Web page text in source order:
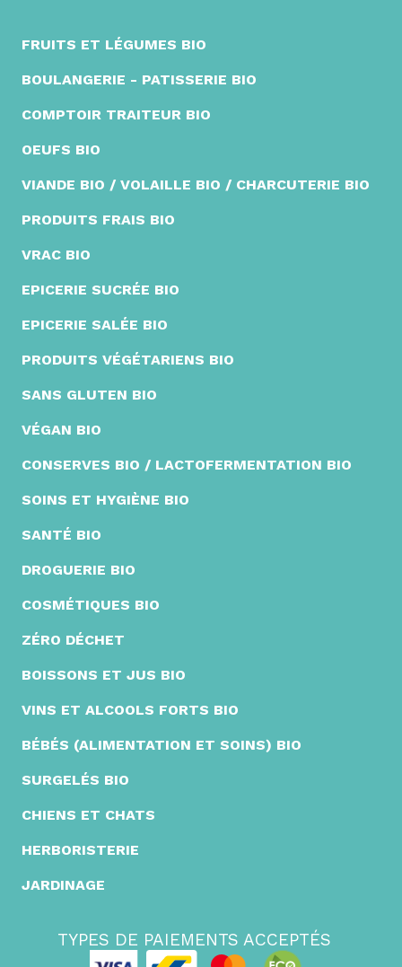
FRUITS ET LÉGUMES BIO
BOULANGERIE - PATISSERIE BIO
COMPTOIR TRAITEUR BIO
OEUFS BIO
VIANDE BIO / VOLAILLE BIO / CHARCUTERIE BIO
PRODUITS FRAIS BIO
VRAC BIO
EPICERIE SUCRÉE BIO
EPICERIE SALÉE BIO
PRODUITS VÉGÉTARIENS BIO
SANS GLUTEN BIO
VÉGAN BIO
CONSERVES BIO / LACTOFERMENTATION BIO
SOINS ET HYGIÈNE BIO
SANTÉ BIO
DROGUERIE BIO
COSMÉTIQUES BIO
ZÉRO DÉCHET
BOISSONS ET JUS BIO
VINS ET ALCOOLS FORTS BIO
BÉBÉS (ALIMENTATION ET SOINS) BIO
SURGELÉS BIO
CHIENS ET CHATS
HERBORISTERIE
JARDINAGE
TYPES DE PAIEMENTS ACCEPTÉS